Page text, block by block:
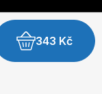
343 Kč